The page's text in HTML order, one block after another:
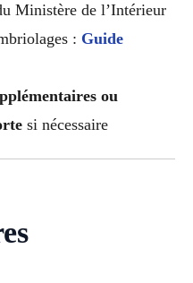
Ministère de l’Intérieur
: Guide
ou
si nécessaire